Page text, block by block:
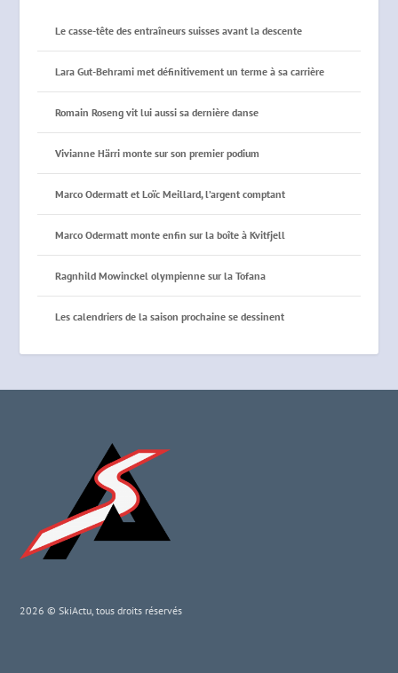
Le casse-tête des entraîneurs suisses avant la descente
Lara Gut-Behrami met définitivement un terme à sa carrière
Romain Roseng vit lui aussi sa dernière danse
Vivianne Härri monte sur son premier podium
Marco Odermatt et Loïc Meillard, l’argent comptant
Marco Odermatt monte enfin sur la boîte à Kvitfjell
Ragnhild Mowinckel olympienne sur la Tofana
Les calendriers de la saison prochaine se dessinent
2026 © SkiActu, tous droits réservés